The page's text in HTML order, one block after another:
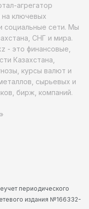
агрегатор
на ключевых
социальные сети. Мы
СНГ и мира.
- это финансовые,
Казахстана,
курсы валют и
сырьевых и
бирж, компаний.
периодического
издания №166332-